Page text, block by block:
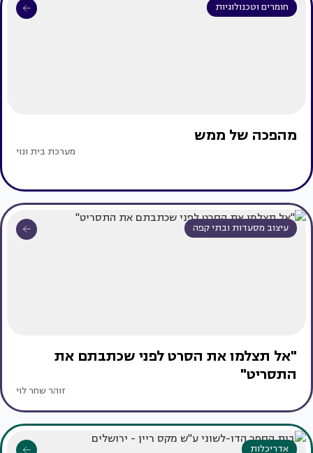
חומרים וטכנולוגיות
מהפכה של ממש
מערכת בית ונוי
עיצוב מסעדות ובתי קפה
"אל תצלמו את הסרט לפני שכתבתם את
התסריט"
זוהר שחר לוי
אדריכלות